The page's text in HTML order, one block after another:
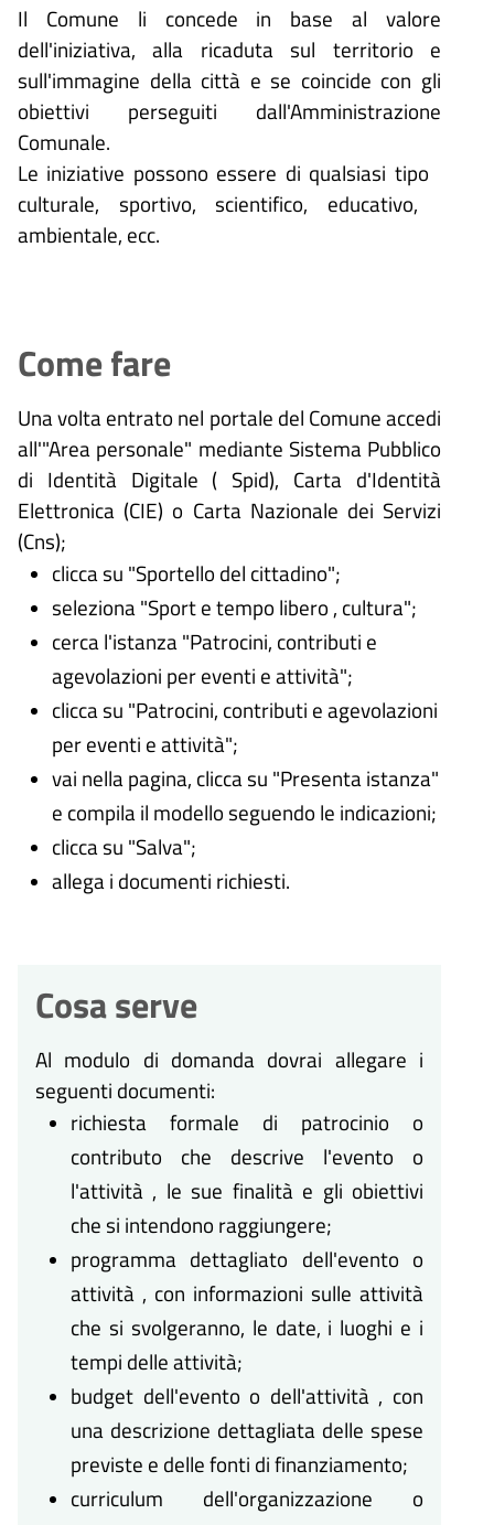
Il Comune li concede in base al valore
dell'iniziativa, alla ricaduta sul territorio e
sull'immagine della città e se coincide con gli
obiettivi perseguiti dall'Amministrazione
Comunale.
Le iniziative possono essere di qualsiasi tipo
culturale, sportivo, scientifico, educativo,
ambientale, ecc.
Come fare
Una volta entrato nel portale del Comune accedi
all'"Area personale" mediante Sistema Pubblico
di Identità Digitale ( Spid), Carta d'Identità
Elettronica (CIE) o Carta Nazionale dei Servizi
(Cns);
clicca su "Sportello del cittadino";
seleziona "Sport e tempo libero , cultura";
cerca l'istanza "Patrocini, contributi e
agevolazioni per eventi e attività";
clicca su "Patrocini, contributi e agevolazioni
per eventi e attività";
vai nella pagina, clicca su "Presenta istanza"
e compila il modello seguendo le indicazioni;
clicca su "Salva";
allega i documenti richiesti.
Cosa serve
Al modulo di domanda dovrai allegare i
seguenti documenti:
richiesta formale di patrocinio o
contributo che descrive l'evento o
l'attività , le sue finalità e gli obiettivi
che si intendono raggiungere;
programma dettagliato dell'evento o
attività , con informazioni sulle attività
che si svolgeranno, le date, i luoghi e i
tempi delle attività;
budget dell'evento o dell'attività , con
una descrizione dettagliata delle spese
previste e delle fonti di finanziamento;
curriculum dell'organizzazione o